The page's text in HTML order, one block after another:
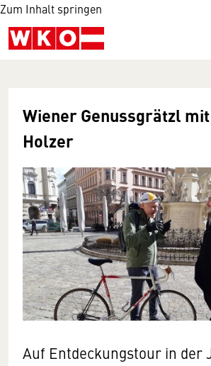
Zum Inhalt springen
Wiener Genussgrätzl
Holzer
Auf Entdeckungstour in der